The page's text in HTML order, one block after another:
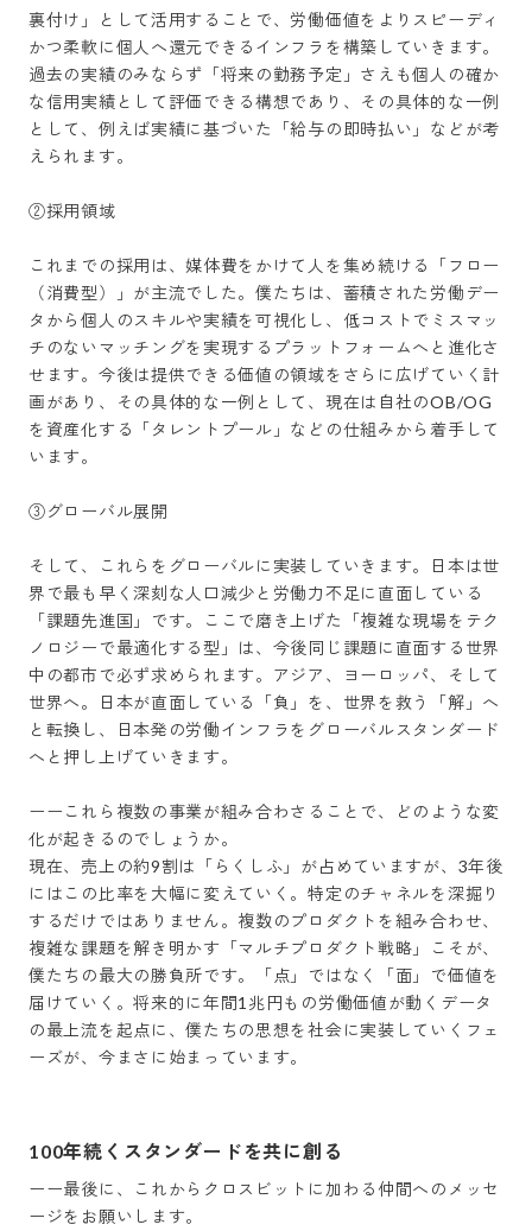
裏付け」として活用することで、労働価値をよりスピーディ
かつ柔軟に個人へ還元できるインフラを構築していきます。
過去の実績のみならず「将来の勤務予定」さえも個人の確か
な信用実績として評価できる構想であり、その具体的な一例
として、例えば実績に基づいた「給与の即時払い」などが考
えられます。
②採用領域
これまでの採用は、媒体費をかけて人を集め続ける「フロー
（消費型）」が主流でした。僕たちは、蓄積された労働デー
タから個人のスキルや実績を可視化し、低コストでミスマッ
チのないマッチングを実現するプラットフォームへと進化さ
せます。今後は提供できる価値の領域をさらに広げていく計
画があり、その具体的な一例として、現在は自社のOB/OG
を資産化する「タレントプール」などの仕組みから着手して
います。
③グローバル展開
そして、これらをグローバルに実装していきます。日本は世
界で最も早く深刻な人口減少と労働力不足に直面している
「課題先進国」です。ここで磨き上げた「複雑な現場をテク
ノロジーで最適化する型」は、今後同じ課題に直面する世界
中の都市で必ず求められます。アジア、ヨーロッパ、そして
世界へ。日本が直面している「負」を、世界を救う「解」へ
と転換し、日本発の労働インフラをグローバルスタンダード
へと押し上げていきます。
ーーこれら複数の事業が組み合わさることで、どのような変
化が起きるのでしょうか。
現在、売上の約9割は「らくしふ」が占めていますが、3年後
にはこの比率を大幅に変えていく。特定のチャネルを深掘り
するだけではありません。複数のプロダクトを組み合わせ、
複雑な課題を解き明かす「マルチプロダクト戦略」こそが、
僕たちの最大の勝負所です。「点」ではなく「面」で価値を
届けていく。将来的に年間1兆円もの労働価値が動くデータ
の最上流を起点に、僕たちの思想を社会に実装していくフェ
ーズが、今まさに始まっています。
100年続くスタンダードを共に創る
ーー最後に、これからクロスビットに加わる仲間へのメッセ
ージをお願いします。